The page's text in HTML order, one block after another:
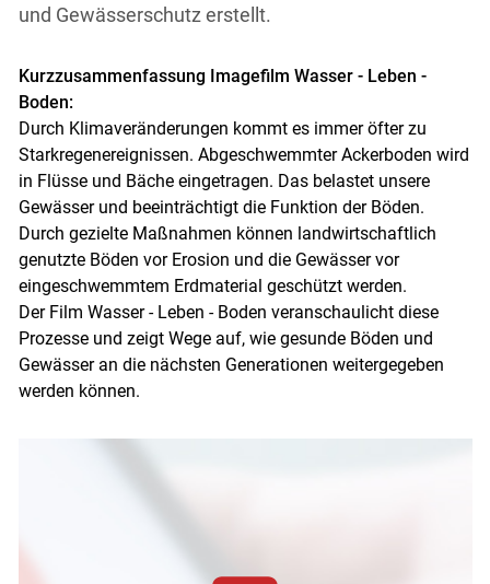
und Gewässerschutz erstellt.
Kurzzusammenfassung Imagefilm Wasser - Leben -
Boden:
Durch Klimaveränderungen kommt es immer öfter zu
Starkregenereignissen. Abgeschwemmter Ackerboden wird
in Flüsse und Bäche eingetragen. Das belastet unsere
Gewässer und beeinträchtigt die Funktion der Böden.
Durch gezielte Maßnahmen können landwirtschaftlich
genutzte Böden vor Erosion und die Gewässer vor
eingeschwemmtem Erdmaterial geschützt werden.
Der Film Wasser - Leben - Boden veranschaulicht diese
Prozesse und zeigt Wege auf, wie gesunde Böden und
Gewässer an die nächsten Generationen weitergegeben
werden können.